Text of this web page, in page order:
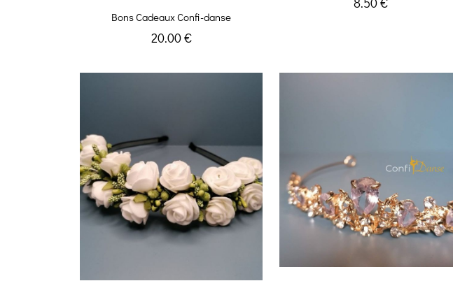
Bons Cadeaux Confi-danse
20.00 €